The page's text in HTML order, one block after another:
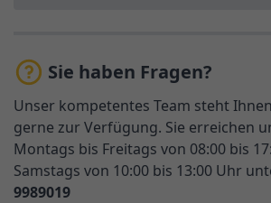
Sie haben Fragen?
Unser kompetentes Team steht
gerne zur Verfügung. Sie erreichen
Montags bis Freitags von 08:00 bis
Samstags von 10:00 bis 13:00 Uhr
9989019